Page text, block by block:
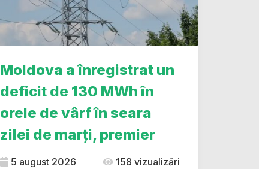
Moldova a înregistrat un
deficit de 130 MWh în
orele de vârf în seara
zilei de marți, premier
5 august 2026 158 vizualizări